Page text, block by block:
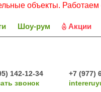
Работаем с НДС.
Шоу-рум Акции
142-12-34
звонок
+7 (977)